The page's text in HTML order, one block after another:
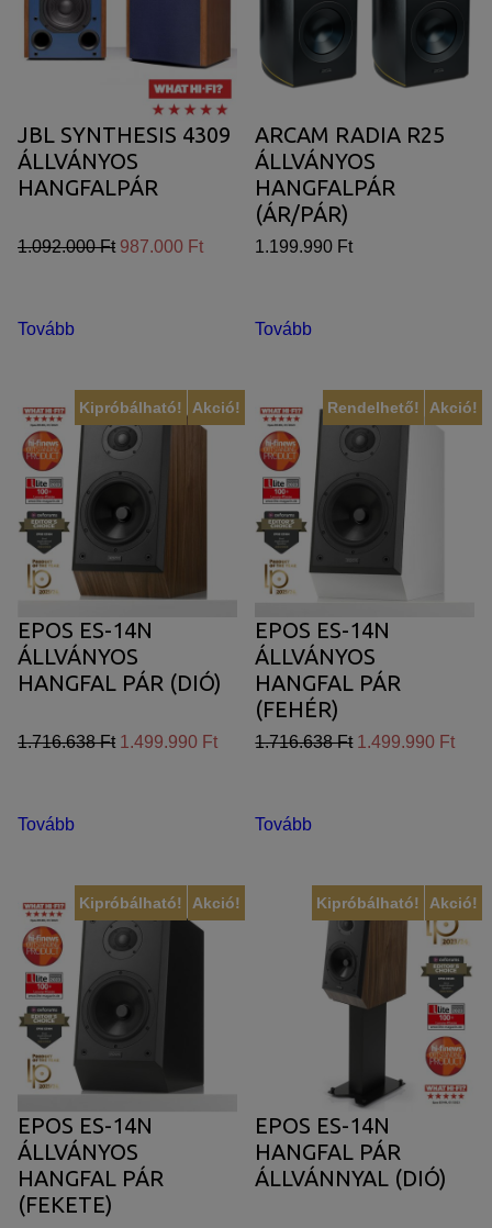
JBL SYNTHESIS 4309
ÁLLVÁNYOS
HANGFALPÁR
1.092.000 Ft 987.000 Ft
Tovább
ARCAM RADIA R25
ÁLLVÁNYOS
HANGFALPÁR
(ÁR/PÁR)
1.199.990 Ft
Tovább
Akció!
Kipróbálható!
EPOS ES-14N
ÁLLVÁNYOS
HANGFAL PÁR (DIÓ)
1.716.638 Ft 1.499.990 Ft
Tovább
Akció!
Rendelhető!
EPOS ES-14N
ÁLLVÁNYOS
HANGFAL PÁR
(FEHÉR)
1.716.638 Ft 1.499.990 Ft
Tovább
Akció!
Kipróbálható!
EPOS ES-14N
ÁLLVÁNYOS
HANGFAL PÁR
(FEKETE)
Akció!
Kipróbálható!
EPOS ES-14N
HANGFAL PÁR
ÁLLVÁNNYAL (DIÓ)